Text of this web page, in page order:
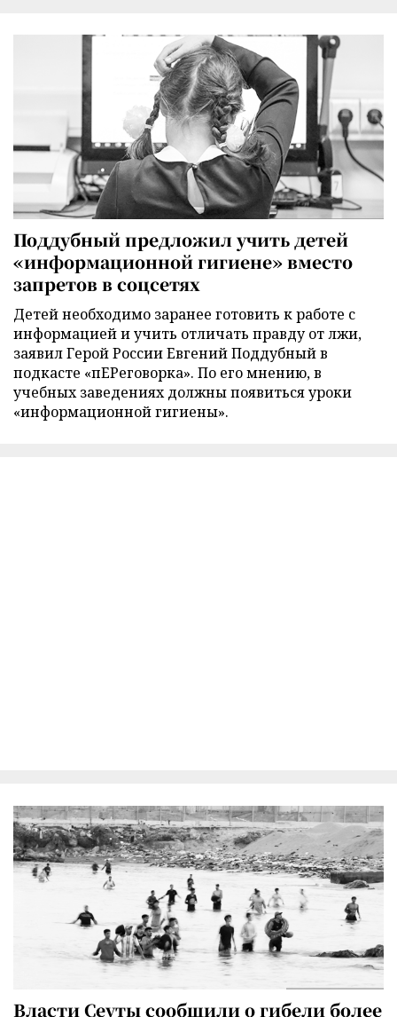
Поддубный предложил учить детей
«информационной гигиене» вместо
запретов в соцсетях
Детей необходимо заранее готовить к работе с
информацией и учить отличать правду от лжи,
заявил Герой России Евгений Поддубный в
подкасте «пЕРеговорка». По его мнению, в
учебных заведениях должны появиться уроки
«информационной гигиены».
Власти Сеуты сообщили о гибели более